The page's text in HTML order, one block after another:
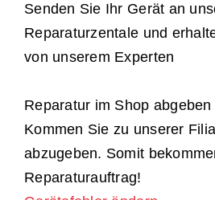
Senden Sie Ihr Gerät an
Reparaturzentale und
von unserem Experten
Reparatur im Shop abgeben
Kommen Sie zu unserer
abzugeben. Somit
Reparaturauftrag!